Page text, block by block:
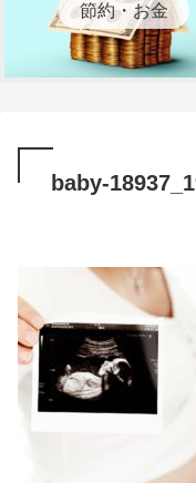
節約・お金
baby-